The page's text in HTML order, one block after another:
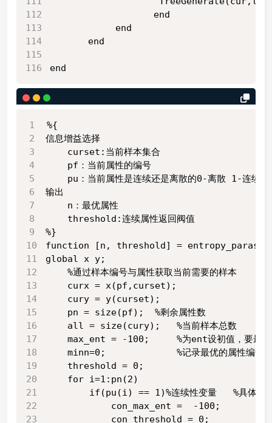
                   end
            end
       end
end
%{
信息增益选择
    curset:当前样本集合
    pf：当前属性的编号
    pu：当前属性是连续还是离散的0-离散 1-连续
输出
    n：最优属性
    threshold:连续属性返回阀值
%}
function [n, threshold] =
global x y;
    %通过样本编号与属性获取当前需要的样本
    curx = x(pf,curset);
    cury = y(curset);
    pn = size(pf);  %剩余属性数
    all = size(cury);   %当前样本总数
max_ent = -100;     %为ent设初值，要最大
    minn=0;             %记录最优的属性编号
    threshold = 0;
    for i=1:pn(2)
if(pu(i) == 1)%连续性变量   %具体方
            con_max_ent =  -100;
            con_threshold = 0;